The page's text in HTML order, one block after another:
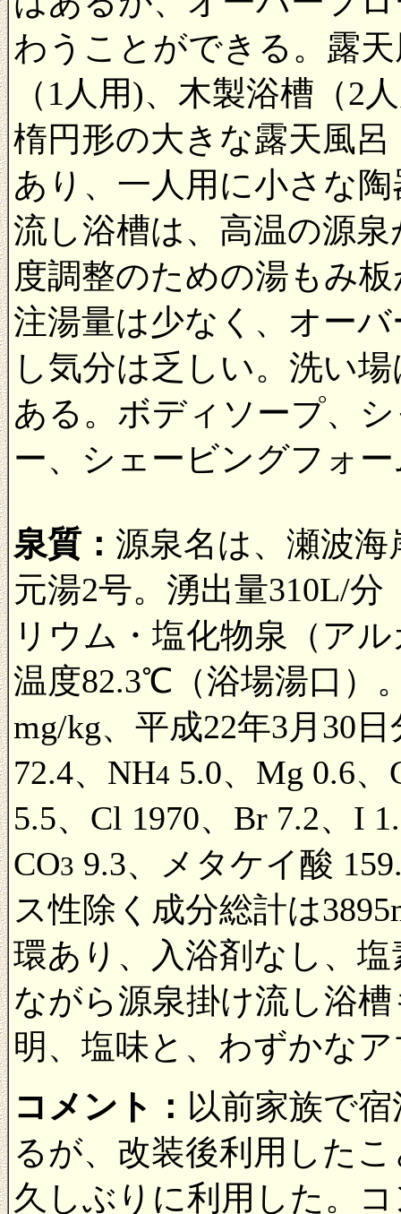
わうことができる。露
（1人用)、木製浴槽（2
楕円形の大きな露天風
あり、一人用に小さな
流し浴槽は、高温の源
度調整のための湯もみ
注湯量は少なく、オー
し気分は乏しい。洗い
ある。ボディソープ、
ー、シェービングフォ
泉質： 源泉名は、瀬波
元湯2号。湧出量310L/
リウム・塩化物泉（ア
温度82.3℃（浴場湯口）
mg/kg、平成22年3月30
72.4、NH4 5.0、Mg 0.6、
5.5、Cl 1970、Br 7.2、I
CO3 9.3、メタケイ酸
ス性除く成分総計は
環あり、入浴剤なし、
ながら源泉掛け流し浴
明、塩味と、わずかな
コメント： 以前家族で
るが、改装後利用した
久しぶりに利用した。